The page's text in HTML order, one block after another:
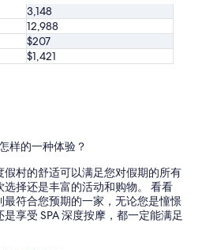
3,148
12,988
$207
$1,421
样的一种体验？
村的舒适可以满足您对假期的所有
择还是丰富的活动和购物。 看看
最符合您预期的一家，无论您是憧憬
享受 SPA 深度按摩，都一定能满足